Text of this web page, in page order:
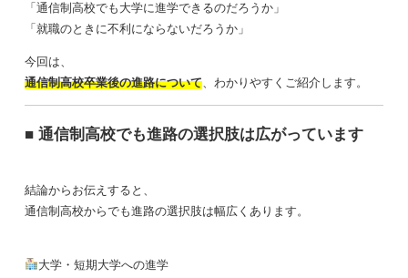
「通信制高校でも大学に進学できるのだろうか」
「就職のときに不利にならないだろうか」
今回は、
通信制高校卒業後の進路について、わかりやすくご紹介します。
■ 通信制高校でも進路の選択肢は広がっています
結論からお伝えすると、
通信制高校からでも進路の選択肢は幅広くあります。
大学・短期大学への進学